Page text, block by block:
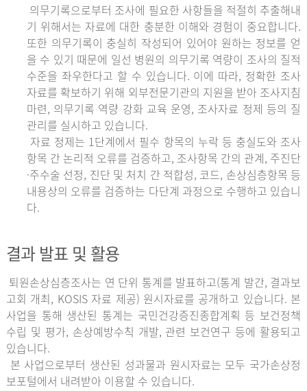
의무기록으로부터 조사에 필요한 사항들을 적절히 추출해내
기 위해서는 자료에 대한 충분한 이해와 경험이 중요합니다.
또한 의무기록이 충실히 작성되어 있어야 원하는 정보를 얻
을 수 있기 때문에 일선 병원의 의무기록 역량이 조사의 질적
수준을 좌우한다고 할 수 있습니다. 이에 따라, 정확한 조사
자료를 확보하기 위해 외부전문기관의 지원을 받아 조사지침
마련, 의무기록 역량 강화 교육 운영, 조사자료 정제 등의 질
관리를 실시하고 있습니다.
자료 정제는 1단계에서 필수 항목의 누락 등 충실도와 조사
항목 간 논리적 오류를 검증하고, 조사항목 간의 관계, 주진단
·주수술 선정, 진단 및 처치 간 적합성, 코드, 손상심층항목 등
내용상의 오류를 검증하는 다단계 과정으로 수행하고 있습니
다.
결과 발표 및 활용
퇴원손상심층조사는 연 단위 통계를 발표하고(통계 발간, 결과보
고회 개최, KOSIS 자료 제공) 원시자료를 공개하고 있습니다. 본
사업을 통해 생산된 통계는 국민건강증진종합계획 등 보건정책
수립 및 평가, 손상예방수칙 개발, 관련 보건연구 등에 활용되고
있습니다.
본 사업으로부터 생산된 성과물과 원시자료는 모두 국가손상정
보포털에서 내려받아 이용할 수 있습니다.